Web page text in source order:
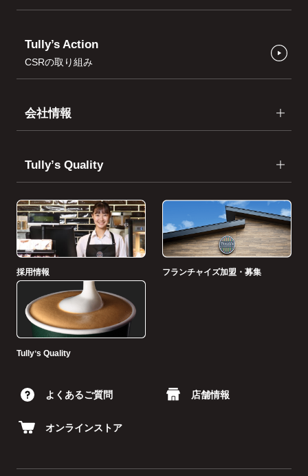
Tully’s Action
CSRの取り組み
会社情報
Tullyʼs Quality
採用情報 フランチャイズ加盟・募集
Tullyʼs Quality
よくあるご質問 店舗情報
オンラインストア